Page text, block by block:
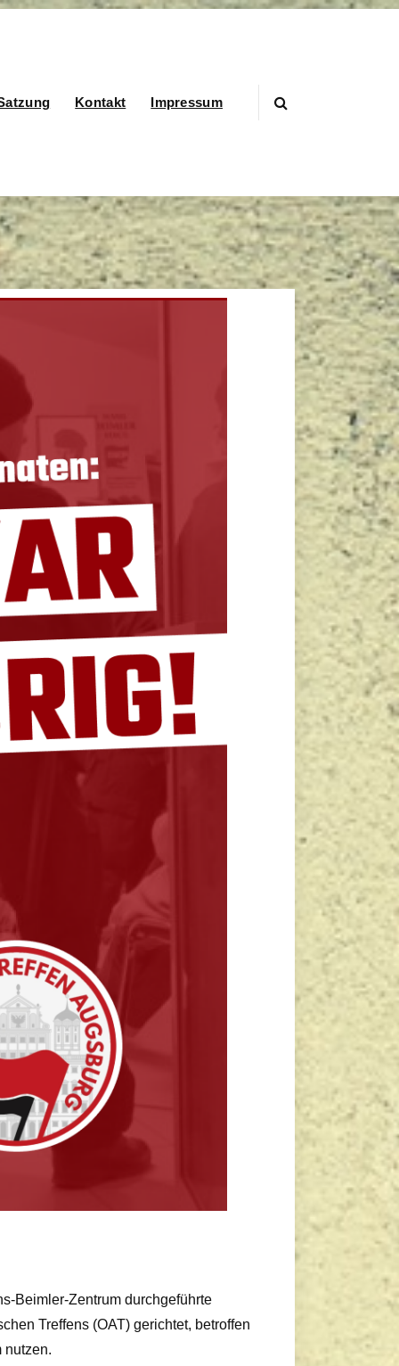
Kontakt Impressum
Beimler-Zentrum durchgeführte
Treffens (OAT) gerichtet, betroffen
nutzen.